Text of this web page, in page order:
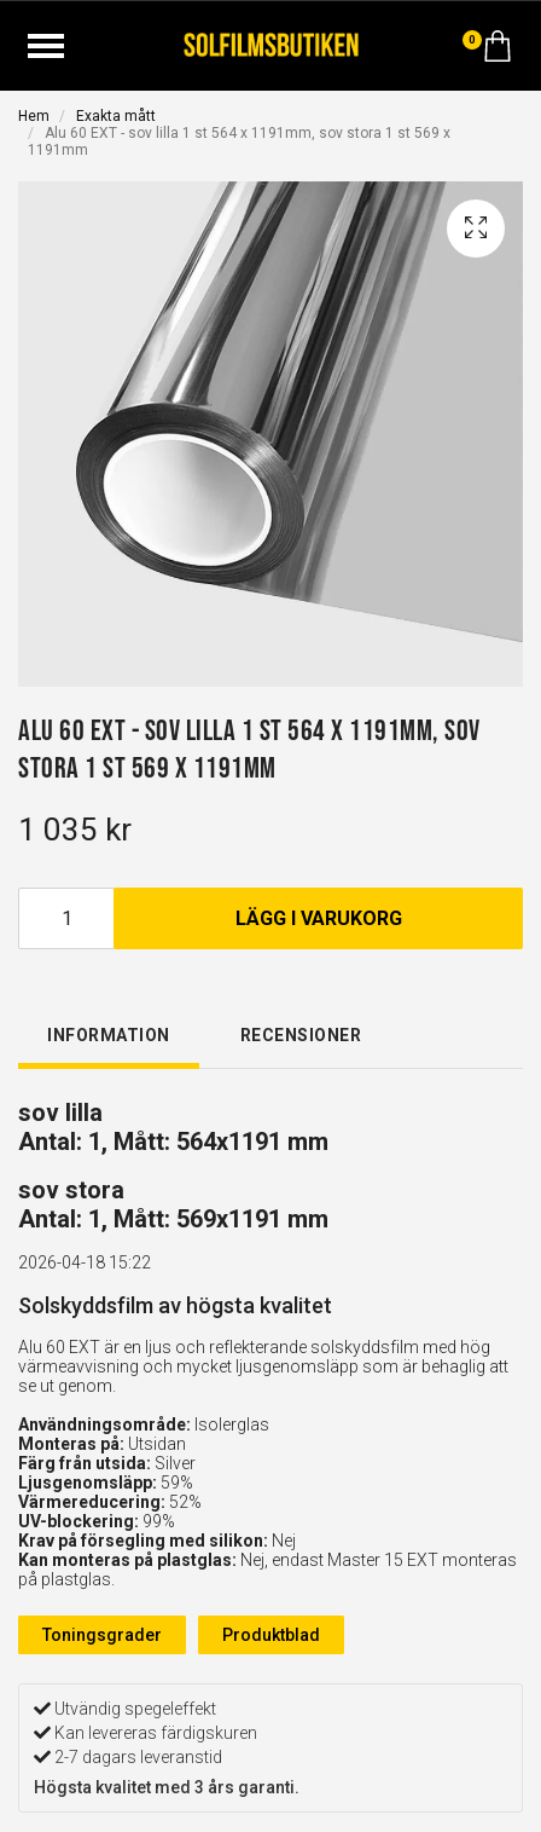
0
Hem
Exakta mått
Alu 60 EXT - sov lilla 1 st 564 x 1191mm, sov stora 1 st 569 x
1191mm
Alu 60 EXT - sov lilla 1 st 564 x 1191mm, sov
stora 1 st 569 x 1191mm
1 035 kr
LÄGG I VARUKORG
INFORMATION RECENSIONER
sov lilla
Antal: 1, Mått: 564x1191 mm
sov stora
Antal: 1, Mått: 569x1191 mm
2026-04-18 15:22
Solskyddsfilm av högsta kvalitet
Alu 60 EXT är en ljus och reflekterande solskyddsfilm med hög
värmeavvisning och mycket ljusgenomsläpp som är behaglig att
se ut genom.
Användningsområde: Isolerglas
Monteras på: Utsidan
Färg från utsida: Silver
Ljusgenomsläpp: 59%
Värmereducering: 52%
UV-blockering: 99%
Krav på försegling med silikon: Nej
Kan monteras på plastglas: Nej, endast Master 15 EXT monteras
på plastglas.
Toningsgrader Produktblad
Utvändig spegeleffekt
Kan levereras färdigskuren
2-7 dagars leveranstid
Högsta kvalitet med 3 års garanti.